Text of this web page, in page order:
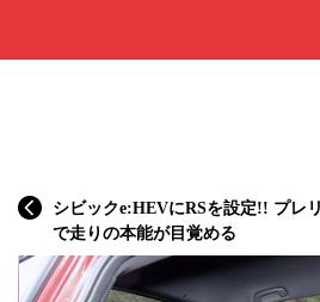
シビックe:HEVにRSを設定!! プレ
で走りの本能が目覚める